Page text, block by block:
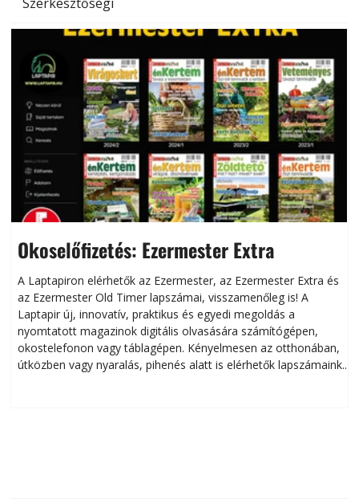
Okoselőfizetés: Ezermester Extra
A Laptapiron elérhetők az Ezermester, az Ezermester Extra és
az Ezermester Old Timer lapszámai, visszamenőleg is! A
Laptapir új, innovatív, praktikus és egyedi megoldás a
nyomtatott magazinok digitális olvasására számítógépen,
okostelefonon vagy táblagépen. Kényelmesen az otthonában,
útközben vagy nyaralás, pihenés alatt is elérhetők lapszámaink.